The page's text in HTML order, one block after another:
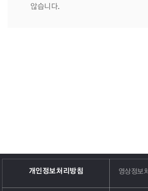
않습니다.
개인정보처리방침 영상정보